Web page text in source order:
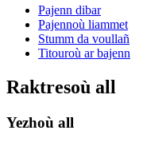
Pajenn dibar
Pajennoù liammet
Stumm da voullañ
Titouroù ar bajenn
Raktresoù all
Yezhoù all